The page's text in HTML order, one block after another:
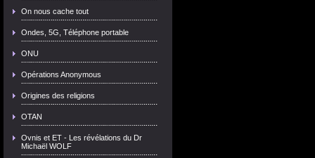
On nous cache tout
Ondes, 5G, Téléphone portable
ONU
Opérations Anonymous
Origines des religions
OTAN
Ovnis et ET - Les révélations du Dr
Michaël WOLF